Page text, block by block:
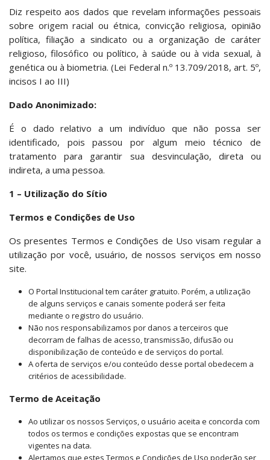
Diz respeito aos dados que revelam informações pessoais
sobre origem racial ou étnica, convicção religiosa, opinião
política, filiação a sindicato ou a organização de caráter
religioso, filosófico ou político, à saúde ou à vida sexual, à
genética ou à biometria. (Lei Federal n.º 13.709/2018, art. 5º,
incisos I ao III)
Dado Anonimizado:
É o dado relativo a um indivíduo que não possa ser
identificado, pois passou por algum meio técnico de
tratamento para garantir sua desvinculação, direta ou
indireta, a uma pessoa.
1 – Utilização do Sítio
Termos e Condições de Uso
Os presentes Termos e Condições de Uso visam regular a
utilização por você, usuário, de nossos serviços em nosso
site.
O Portal Institucional tem caráter gratuito. Porém, a utilização
de alguns serviços e canais somente poderá ser feita
mediante o registro do usuário.
Não nos responsabilizamos por danos a terceiros que
decorram de falhas de acesso, transmissão, difusão ou
disponibilização de conteúdo e de serviços do portal.
A oferta de serviços e/ou conteúdo desse portal obedecem a
critérios de acessibilidade.
Termo de Aceitação
Ao utilizar os nossos Serviços, o usuário aceita e concorda com
todos os termos e condições expostas que se encontram
vigentes na data.
Alertamos que estes Termos e Condições de Uso poderão ser